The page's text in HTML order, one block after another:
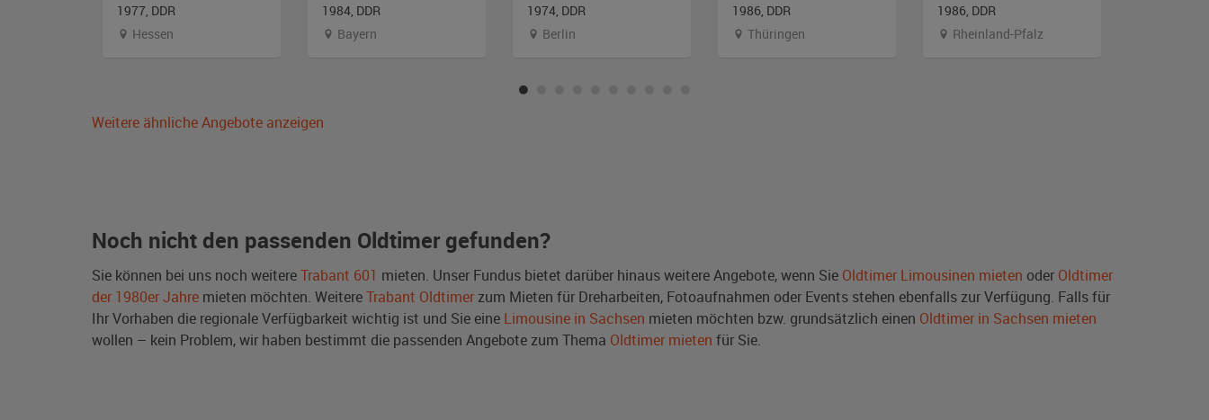
1977, DDR
Hessen
1984, DDR
Bayern
1974, DDR
Berlin
1986, DDR
Thüringen
1986, DDR
Rheinland-Pfalz
Weitere ähnliche Angebote anzeigen
Noch nicht den passenden Oldtimer gefunden?
Sie können bei uns noch weitereTrabant 601 mieten. Unser Fundus bietet darüber hinaus weitere Angebote, wenn Sie Oldtimer Limousinen mieten oder Oldtimer
der 1980er Jahre mieten möchten. WeitereTrabant Oldtimer zum Mieten für Dreharbeiten, Fotoaufnahmen oder Events stehen ebenfalls zur Verfügung. Falls für
Ihr Vorhaben die regionale Verfügbarkeit wichtig ist und Sie eine Limousine in Sachsen mieten möchten bzw. grundsätzlich einen Oldtimer in Sachsen mieten
wollen – kein Problem, wir haben bestimmt die passenden Angebote zum Thema Oldtimer mieten für Sie.